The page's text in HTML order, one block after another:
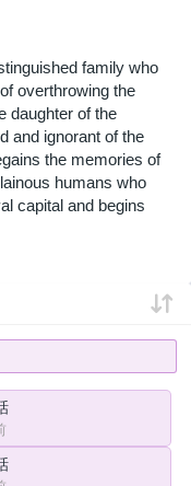
family who
overthrowing the
daughter of the
and ignorant of the
the memories of
humans who
capital and begins